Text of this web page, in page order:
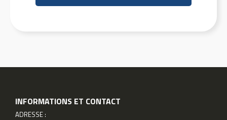
INFORMATIONS ET CONTACT
ADRESSE :